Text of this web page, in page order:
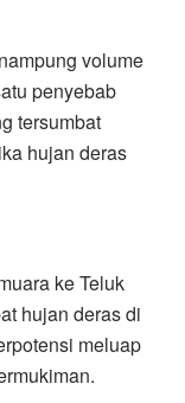
volume
penyebab
tersumbat
hujan deras
ke Teluk
hujan deras di
meluap